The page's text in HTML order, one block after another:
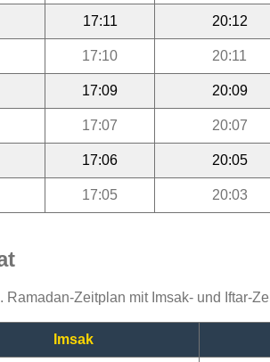
17:11 20:12
17:10 20:11
17:09 20:09
17:07 20:07
17:06 20:05
17:05 20:03
Ramadan-Zeitplan mit Imsak- und Iftar-
Imsak